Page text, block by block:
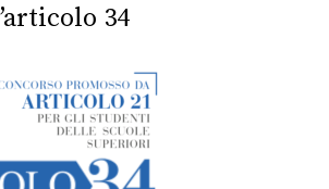
34